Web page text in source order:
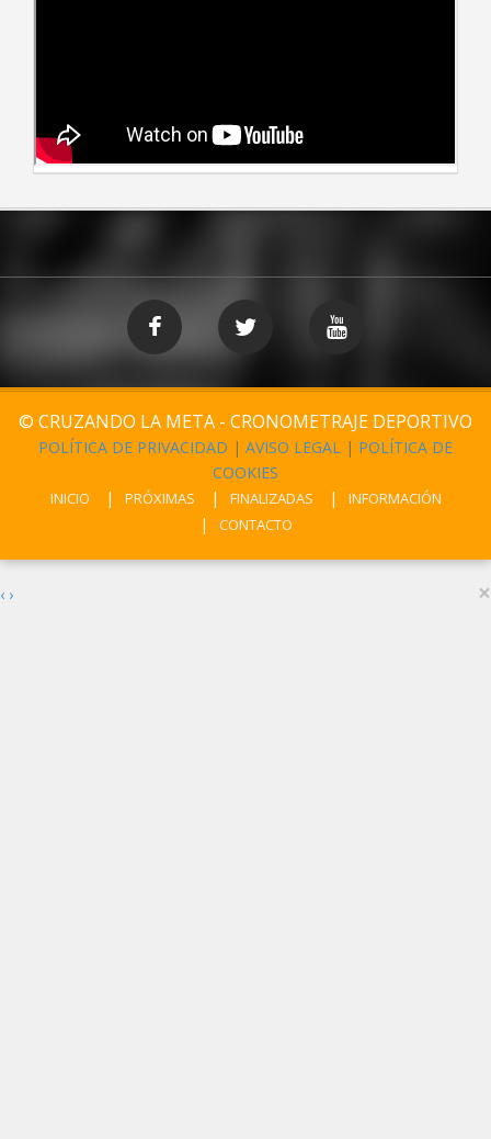
© CRUZANDO LA META - CRONOMETRAJE DEPORTIVO
POLÍTICA DE PRIVACIDAD | AVISO LEGAL | POLÍTICA DE
COOKIES
INICIO PRÓXIMAS FINALIZADAS
INFORMACIÓN
CONTACTO
‹ › ×